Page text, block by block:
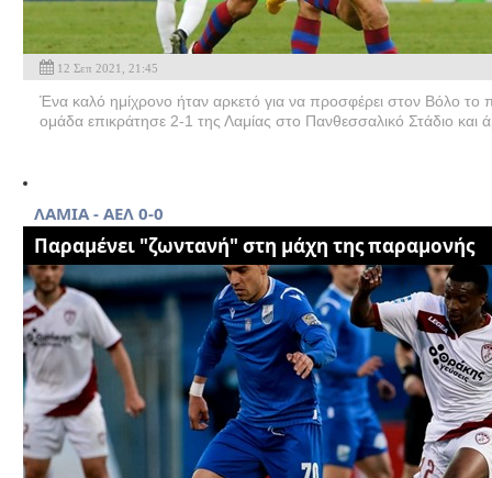
12 Σεπ 2021, 21:45
Ένα καλό ημίχρονο ήταν αρκετό για να προσφέρει στον Βόλο το
ομάδα επικράτησε 2-1 της Λαμίας στο Πανθεσσαλικό Στάδιο και
ΛΑΜΙΑ - ΑΕΛ 0-0
Παραμένει "ζωντανή" στη μάχη της παραμονής